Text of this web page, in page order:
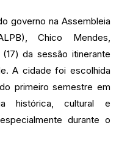
governo na Assembleia
Chico Mendes,
da sessão itinerante
A cidade foi escolhida
primeiro semestre em
histórica, cultural e
durante o